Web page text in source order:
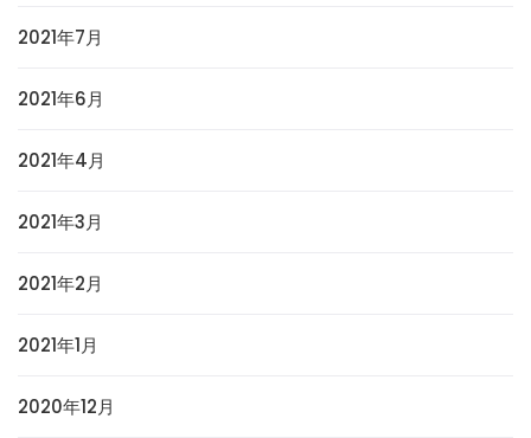
2021年7月
2021年6月
2021年4月
2021年3月
2021年2月
2021年1月
2020年12月